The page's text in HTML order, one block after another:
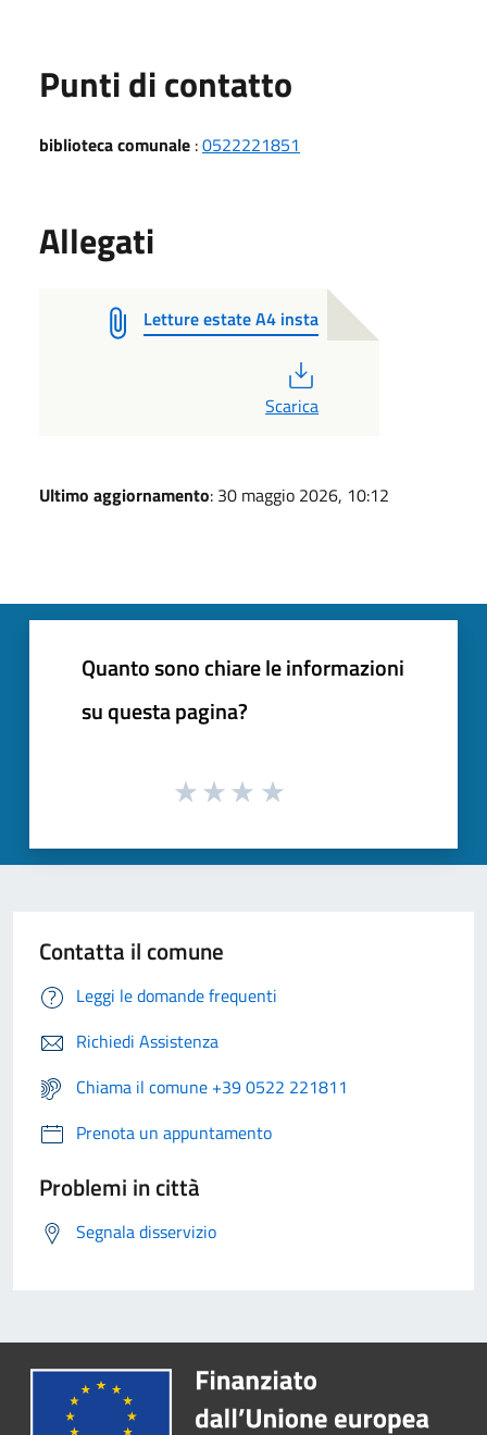
Punti di contatto
biblioteca comunale :0522221851
Allegati
Letture estate A4 insta
Scarica
Ultimo aggiornamento: 30 maggio 2026, 10:12
Quanto sono chiare le informazioni
su questa pagina?
Contatta il comune
Leggi le domande frequenti
Richiedi Assistenza
Chiama il comune +39 0522 221811
Prenota un appuntamento
Problemi in città
Segnala disservizio